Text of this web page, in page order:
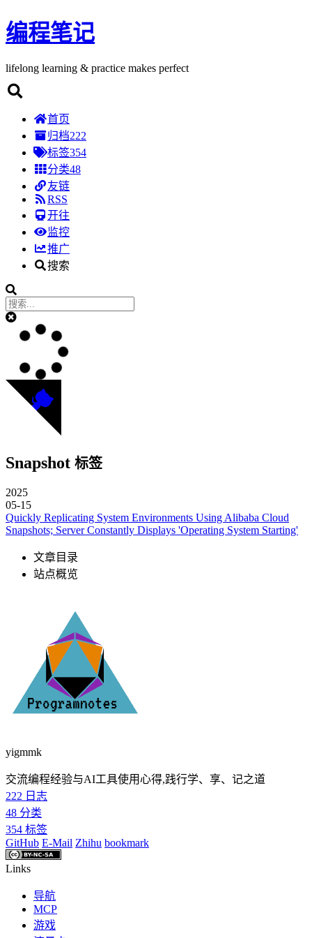
编程笔记
lifelong learning & practice makes perfect
首页
归档222
标签354
分类48
友链
RSS
开往
监控
推广
搜索
Snapshot 标签
2025
05-15
Quickly Replicating System Environments Using Alibaba Cloud
Snapshots; Server Constantly Displays 'Operating System Starting'
文章目录
站点概览
yigmmk
交流编程经验与AI工具使用心得,践行学、享、记之道
222 日志
48 分类
354 标签
GitHub E-Mail Zhihu bookmark
Links
导航
MCP
游戏